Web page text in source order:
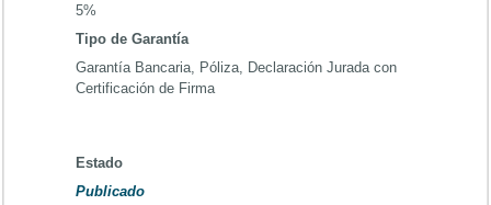
5%
Tipo de Garantía
Garantía Bancaria, Póliza, Declaración Jurada con
Certificación de Firma
Estado
Publicado